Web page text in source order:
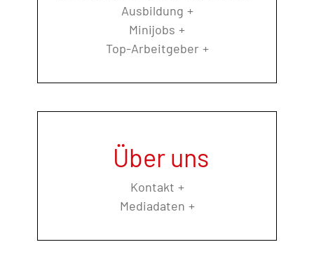
Ausbildung
Minijobs
Top-Arbeitgeber
Über uns
Kontakt
Mediadaten